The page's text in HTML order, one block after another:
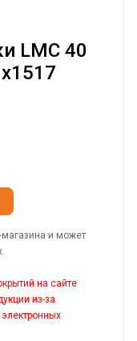
LMC 40
магазина и может
на сайте
из-за